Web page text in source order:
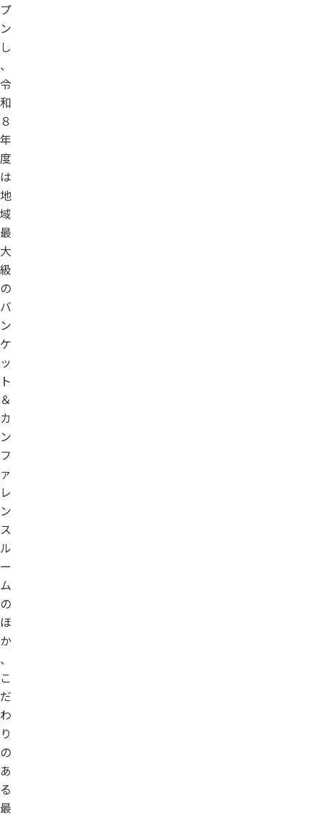
プ
ン
し
、
令
和
８
年
度
は
地
域
最
大
級
の
バ
ン
ケ
ッ
ト
＆
カ
ン
フ
ァ
レ
ン
ス
ル
ー
ム
の
ほ
か
、
こ
だ
わ
り
の
あ
る
最